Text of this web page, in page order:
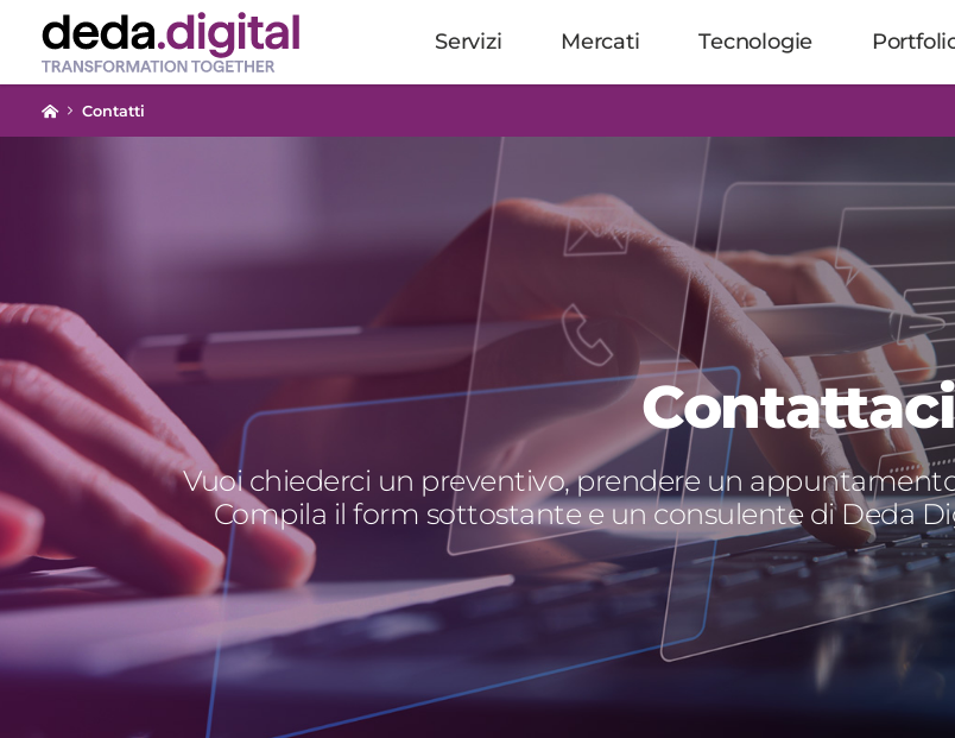
Servizi Mercati Tecnologie
Contatti
Contattaci
Vuoi chiederci un preventivo, prendere un
Compila il form sottostante e un consulente di Deda